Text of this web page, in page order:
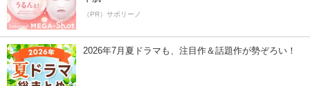
（PR）サボリーノ
2026年7月夏ドラマも、注目作＆話題作が勢ぞろい！